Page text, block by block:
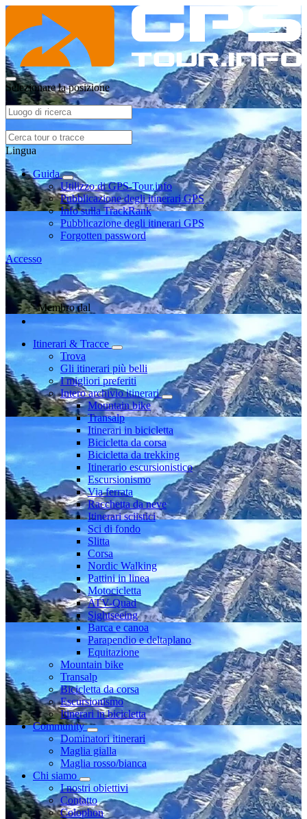
Selezionare la posizione
Lingua
Guida
Utilizzo di GPS-Tour.info
Pubblicazione degli itinerari GPS
Info sulla TrackRank
Pubblicazione degli itinerari GPS
Forgotten password
Accesso
Membro dal
Itinerari & Tracce
Trova
Gli itinerari più belli
I migliori preferiti
Intero archivio itinerari
Mountain bike
Transalp
Itinerari in bicicletta
Bicicletta da corsa
Bicicletta da trekking
Itinerario escursionistico
Escursionismo
Via ferrata
Racchetta da neve
Itinerari sciistici
Sci di fondo
Slitta
Corsa
Nordic Walking
Pattini in linea
Motocicletta
ATV-Quad
Sightseeing
Barca e canoa
Parapendio e deltaplano
Equitazione
Mountain bike
Transalp
Bicicletta da corsa
Escursionismo
Itinerari in bicicletta
Community
Dominatori itinerari
Maglia gialla
Maglia rosso/bianca
Chi siamo
I nostri obiettivi
Contatto
Colophon